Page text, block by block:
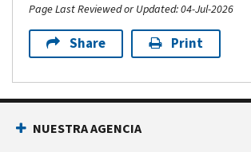
Page Last Reviewed or Updated: 04-Jul-2026
Share Print
NUESTRA AGENCIA